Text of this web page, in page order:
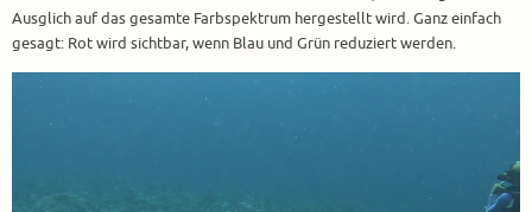
Ausglich auf das gesamte Farbspektrum hergestellt wird. Ganz einfach
gesagt: Rot wird sichtbar, wenn Blau und Grün reduziert werden.